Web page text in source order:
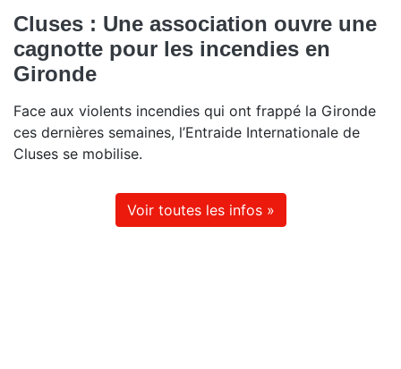
Cluses : Une association ouvre une
cagnotte pour les incendies en
Gironde
Face aux violents incendies qui ont frappé la Gironde
ces dernières semaines, l’Entraide Internationale de
Cluses se mobilise.
Voir toutes les infos »